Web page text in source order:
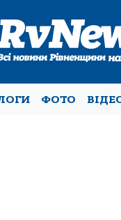
ФОТО